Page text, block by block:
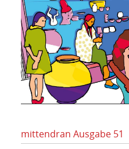
mittendran Ausgabe 51